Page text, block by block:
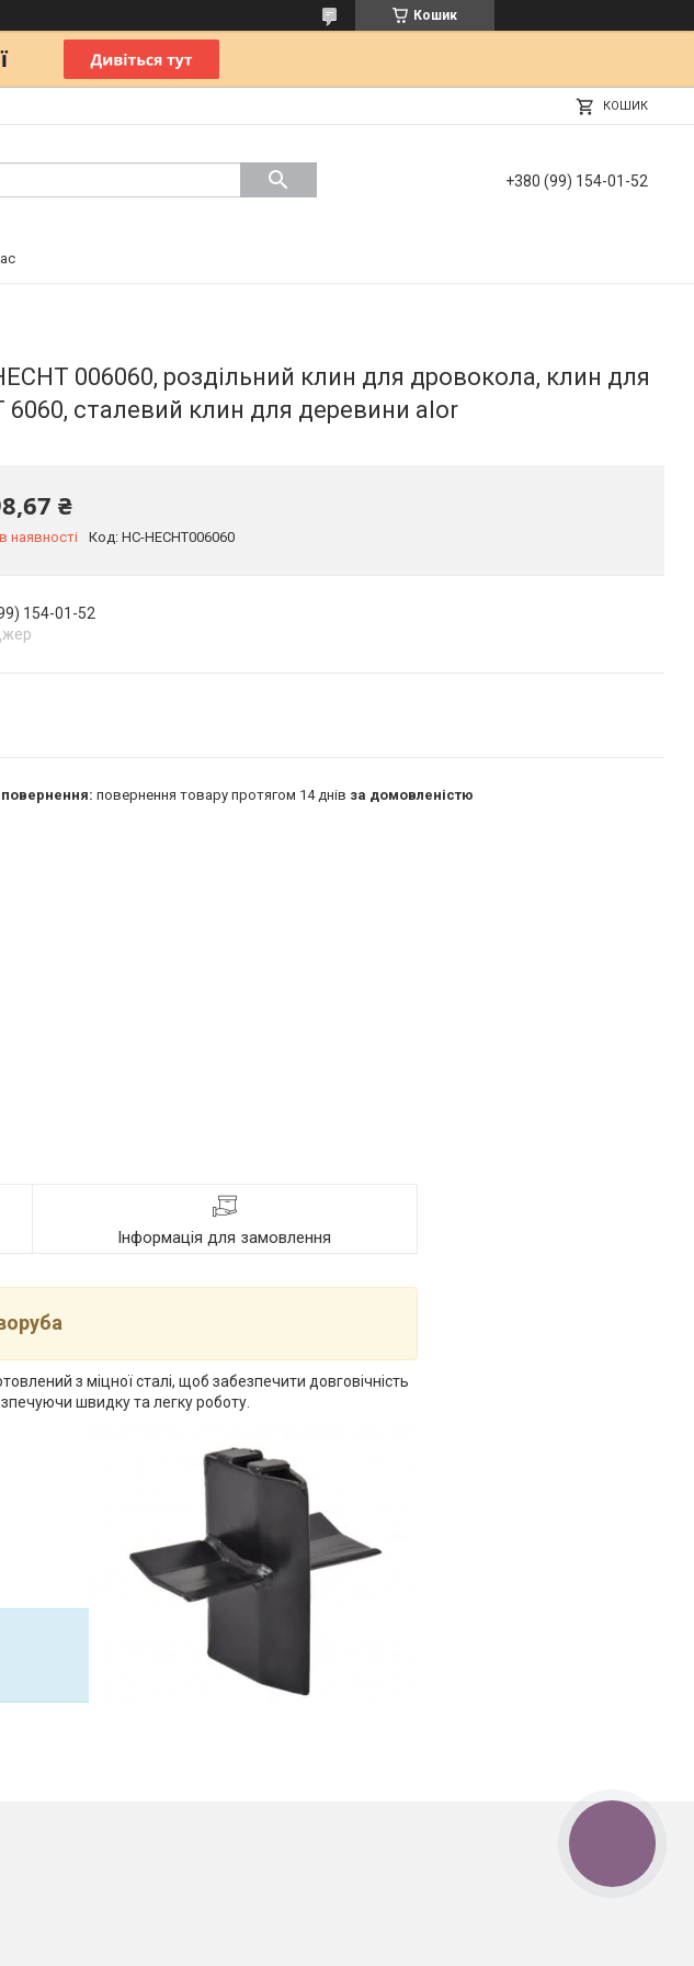
Кошик
КОШИК
+380 (99) 154-01-52
006060, роздільний клин для дровокола, клин для
6060, сталевий клин для деревини alor
₴
наявності Код: HC-HECHT006060
154-01-52
повернення товару протягом 14 днів за домовленістю
Інформація для замовлення
з міцної сталі, щоб забезпечити довговічність
швидку та легку роботу.